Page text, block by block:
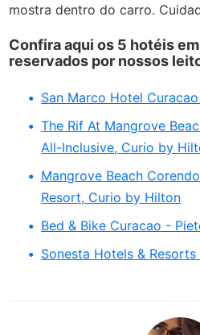
mostra dentro do carro.
Confira aqui os 5 hotéis
reservados por nossos
San Marco Hotel
The Rif At Mangrove
All-Inclusive, Curio by
Mangrove Beach
Resort, Curio by Hilton
Bed & Bike Curacao -
Sonesta Hotels &